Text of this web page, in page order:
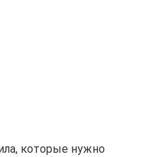
которые нужно